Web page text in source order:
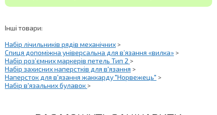
Інші товари:
Набір лічильників рядів механічних >
Спиця допоміжна універсальна для в’язання «вилка» >
Набір роз’ємних маркерів петель Тип 2 >
Набір захисних наперстків для в'язання >
Наперсток для в'язання жаккарду "Норвежець" >
Набір в'язальних булавок >